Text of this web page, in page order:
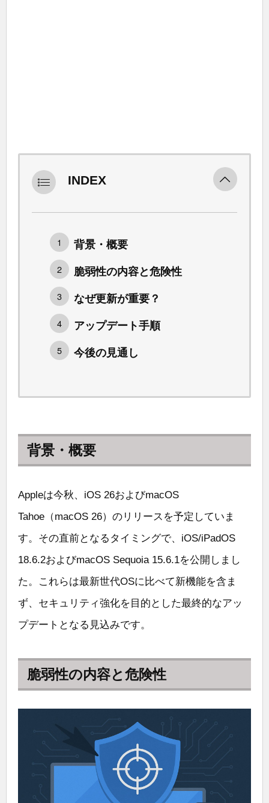
INDEX
背景・概要
脆弱性の内容と危険性
なぜ更新が重要？
アップデート手順
今後の見通し
背景・概要
Appleは今秋、iOS 26およびmacOS
Tahoe（macOS 26）のリリースを予定していま
す。その直前となるタイミングで、iOS/iPadOS
18.6.2およびmacOS Sequoia 15.6.1を公開しまし
た。これらは最新世代OSに比べて新機能を含ま
ず、セキュリティ強化を目的とした最終的なアッ
プデートとなる見込みです。
脆弱性の内容と危険性